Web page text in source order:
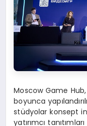
Moscow Game
boyunca
stüdyolar konsept
yatırımcı